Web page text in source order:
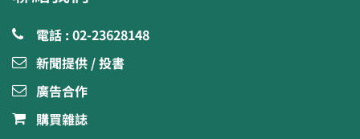
電話 : 02-23628148
新聞提供 / 投書
廣告合作
購買雜誌